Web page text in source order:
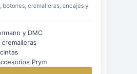
botones, cremalleras, encajes y
y DMC
Prym